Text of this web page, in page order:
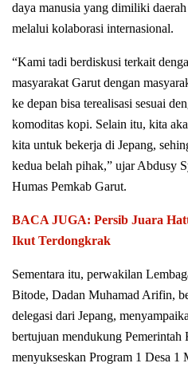
daya manusia yang dimiliki
melalui kolaborasi internasional.
“Kami tadi berdiskusi terkait
masyarakat Garut dengan
ke depan bisa terealisasi sesuai
komoditas kopi. Selain itu, kita
kita untuk bekerja di Jepang,
kedua belah pihak,” ujar Abdusy
Humas Pemkab Garut.
BACA JUGA: Persib Juara
Ikut Terdongkrak
Sementara itu, perwakilan
Bitode, Dadan Muhamad Arifin,
delegasi dari Jepang,
bertujuan mendukung Pemerintah
menyukseskan Program 1 Desa 1